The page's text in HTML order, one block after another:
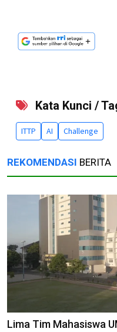
Kata Kunci /
ITTP AI Challenge
REKOMENDASI BERITA
Lima Tim Mahasiswa